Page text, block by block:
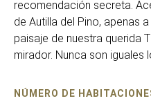
recomendación secreta.
de Autilla del Pino, apenas
paisaje de nuestra querida
mirador. Nunca son iguales
NÚMERO DE